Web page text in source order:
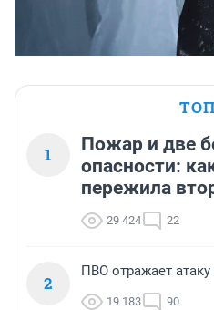
1
Пожар и две
опасности:
пережила
29 424 22
2
ПВО отражает
19 183 90